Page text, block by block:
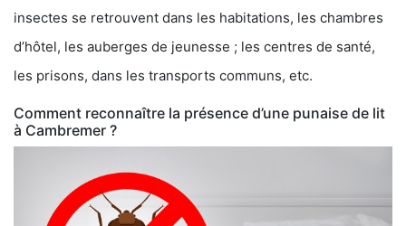
insectes se retrouvent dans les habitations, les chambres
d’hôtel, les auberges de jeunesse ; les centres de santé,
les prisons, dans les transports communs, etc.
Comment reconnaître la présence d’une punaise de lit
à Cambremer ?